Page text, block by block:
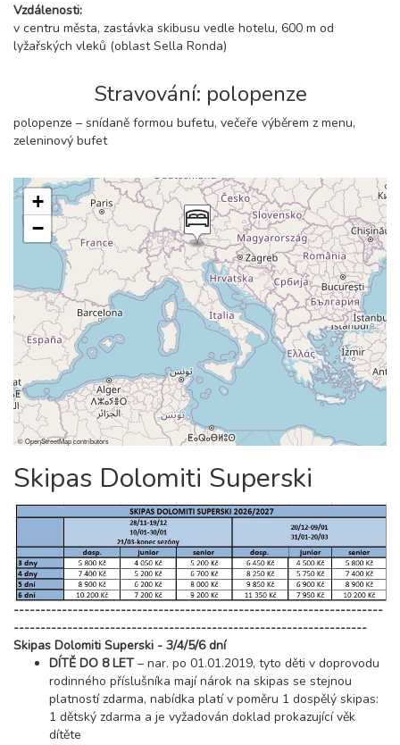
Vzdálenosti:
v centru města, zastávka skibusu vedle hotelu, 600 m od
lyžařských vleků (oblast Sella Ronda)
Stravování: polopenze
polopenze – snídaně formou bufetu, večeře výběrem z menu,
zeleninový bufet
+
−
©OpenStreetMapcontributors
Skipas Dolomiti Superski
---------------------------------------------------------------------
------------------------------------------------------------------
Skipas Dolomiti Superski - 3/4/5/6 dní
DÍTĚ DO 8 LET – nar. po 01.01.2019, tyto děti v doprovodu
rodinného příslušníka mají nárok na skipas se stejnou
platností zdarma, nabídka platí v poměru 1 dospělý skipas:
1 dětský zdarma a je vyžadován doklad prokazující věk
dítěte